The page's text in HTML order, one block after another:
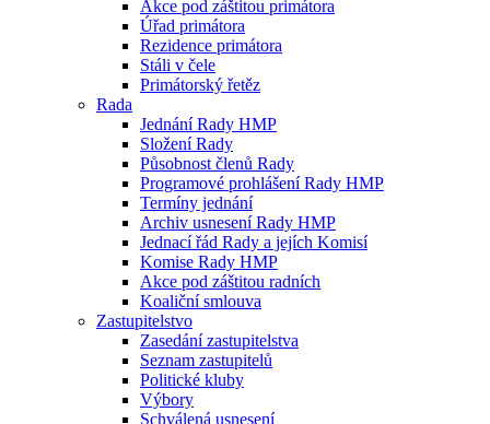
Akce pod záštitou primátora
Úřad primátora
Rezidence primátora
Stáli v čele
Primátorský řetěz
Rada
Jednání Rady HMP
Složení Rady
Působnost členů Rady
Programové prohlášení Rady HMP
Termíny jednání
Archiv usnesení Rady HMP
Jednací řád Rady a jejích Komisí
Komise Rady HMP
Akce pod záštitou radních
Koaliční smlouva
Zastupitelstvo
Zasedání zastupitelstva
Seznam zastupitelů
Politické kluby
Výbory
Schválená usnesení